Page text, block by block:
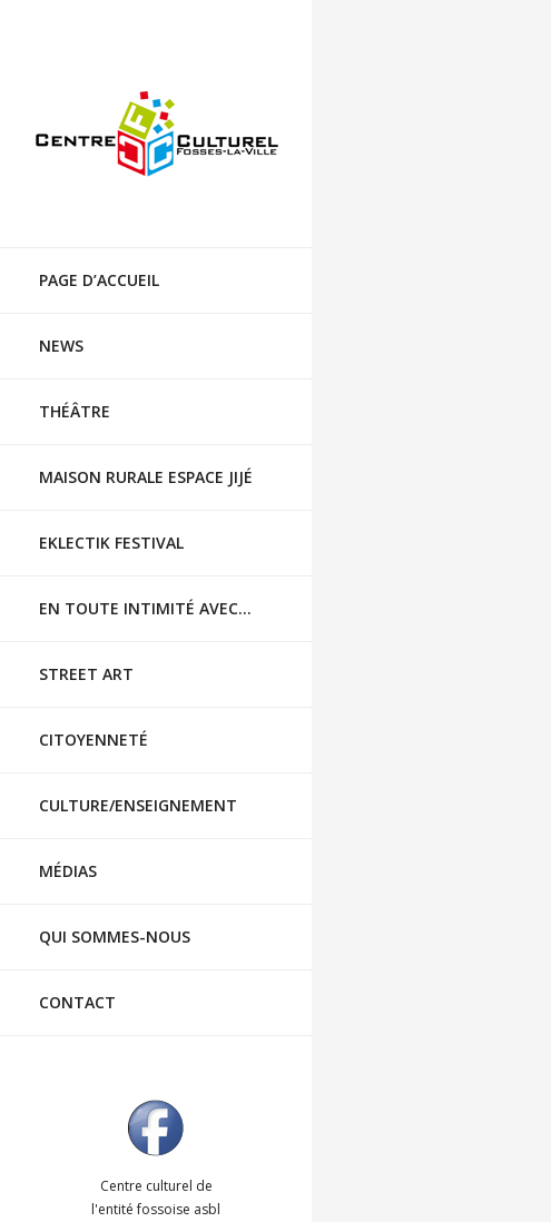
PAGE D’ACCUEIL
NEWS
THÉÂTRE
MAISON RURALE ESPACE JIJÉ
EKLECTIK FESTIVAL
EN TOUTE INTIMITÉ AVEC…
STREET ART
CITOYENNETÉ
CULTURE/ENSEIGNEMENT
MÉDIAS
QUI SOMMES-NOUS
CONTACT
Centre culturel de
l'entité fossoise asbl